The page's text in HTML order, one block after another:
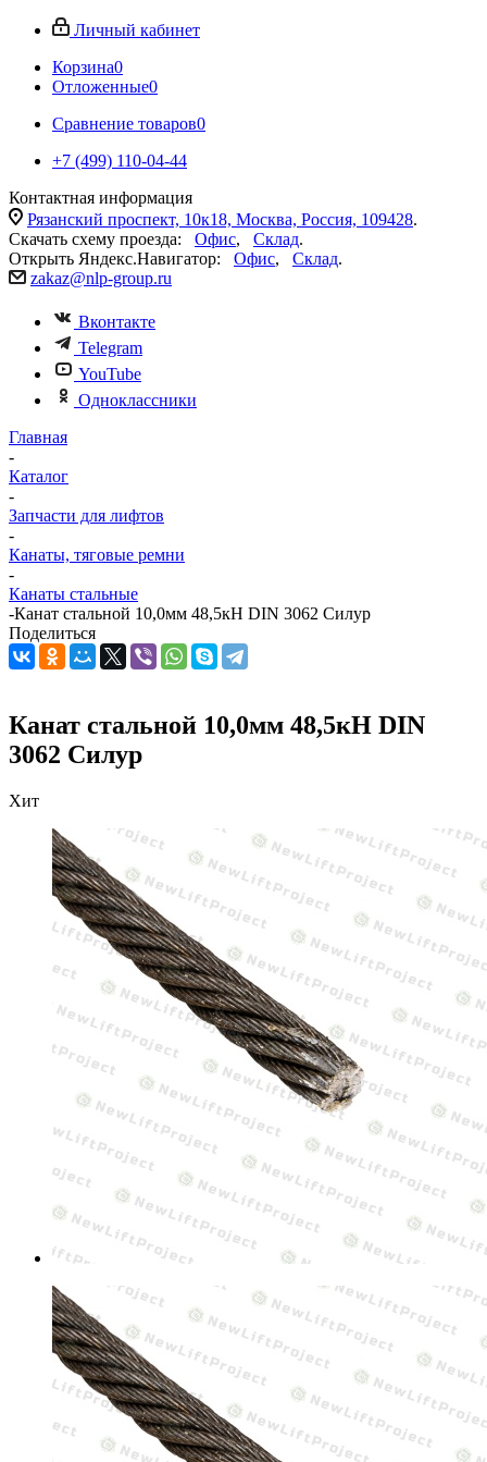
Личный кабинет
Корзина0
Отложенные0
Сравнение товаров0
+7 (499) 110-04-44
Контактная информация
Рязанский проспект, 10к18, Москва, Россия, 109428.
Скачать схему проезда: Офис, Склад.
Открыть Яндекс.Навигатор: Офис, Склад.
zakaz@nlp-group.ru
Вконтакте
Telegram
YouTube
Одноклассники
Главная
-
Каталог
-
Запчасти для лифтов
-
Канаты, тяговые ремни
-
Канаты стальные
-Канат стальной 10,0мм 48,5кН DIN 3062 Силур
Поделиться
Канат стальной 10,0мм 48,5кН DIN
3062 Силур
Хит